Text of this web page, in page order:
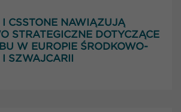
CSSTONE NAWIĄZUJĄ
STRATEGICZNE DOTYCZĄCE
W EUROPIE ŚRODKOWO-
SZWAJCARII